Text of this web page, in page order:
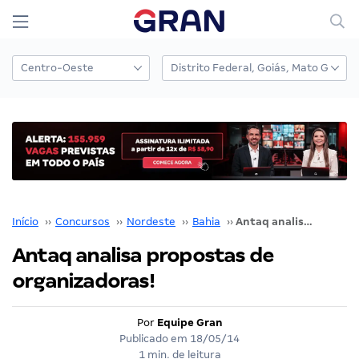
Início ›› Concursos ›› Nordeste ›› Bahia ›› Antaq analisa propostas de organizadoras!
Antaq analisa propostas de
organizadoras!
Por Equipe Gran
Publicado em 18/05/14
1 min. de leitura